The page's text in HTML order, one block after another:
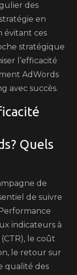
des
en
évitant ces
stratégique
l’efficacité
AdWords
avec succès.
Quels
de
de suivre
indicateurs à
le coût
le retour sur
qualité des